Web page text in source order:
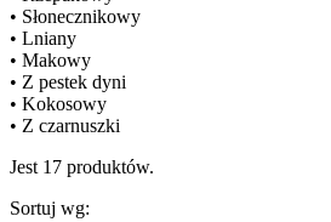
• Słonecznikowy
• Lniany
• Makowy
• Z pestek dyni
• Kokosowy
• Z czarnuszki
Jest 17 produktów.
Sortuj wg: